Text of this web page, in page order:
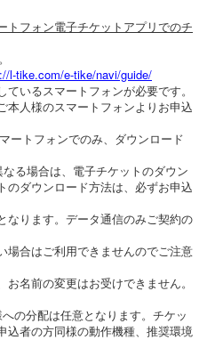
トフォン電子チケットアプリでのチ
l-tike.com/e-tike/navi/guide/
いるスマートフォンが必要です。
本人様のスマートフォンよりお申込
ートフォンでのみ、ダウンロード
る場合は、電子チケットのダウン
のダウンロード方法は、必ずお申込
なります。データ通信のみご契約の
場合はご利用できませんのでご注意
名前の変更はお受けできません。
の分配は任意となります。チケッ
込者の方同様の動作機種、推奨環境